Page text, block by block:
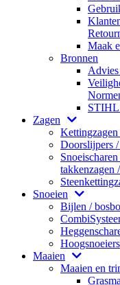
Maak
Bronnen
STIHL
Zagen
Doorslijpers /
takkenzagen
Snoeien
Bijlen /
Hoogsnoeiers
Maaien
Maaien en